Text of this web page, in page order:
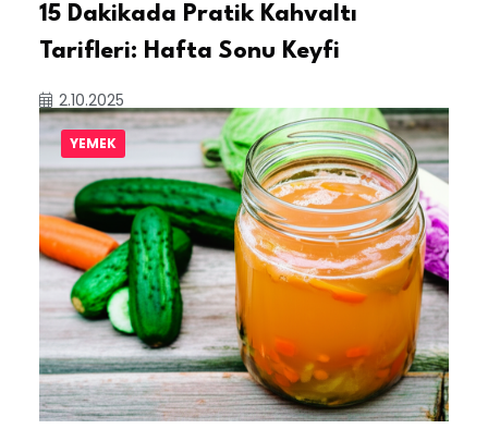
15 Dakikada Pratik Kahvaltı
Tarifleri: Hafta Sonu Keyfi
2.10.2025
YEMEK